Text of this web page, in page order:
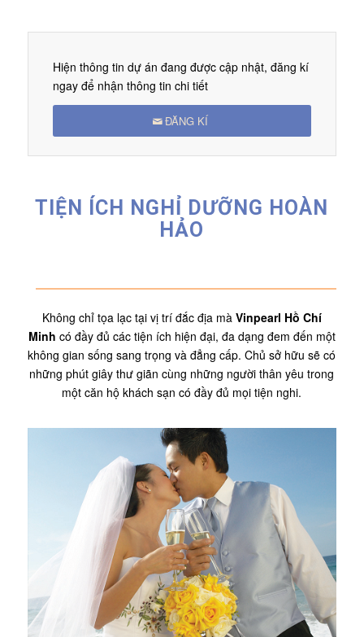
Hiện thông tin dự án đang được cập nhật, đăng kí
ngay để nhận thông tin chi tiết
ĐĂNG KÍ
TIỆN ÍCH NGHỈ DƯỠNG HOÀN
HẢO
Không chỉ tọa lạc tại vị trí đắc địa mà Vinpearl Hồ Chí
Minh có đầy đủ các tiện ích hiện đại, đa dạng đem đến một
không gian sống sang trọng và đẳng cấp. Chủ sở hữu sẽ có
những phút giây thư giãn cùng những người thân yêu trong
một căn hộ khách sạn có đầy đủ mọi tiện nghi.